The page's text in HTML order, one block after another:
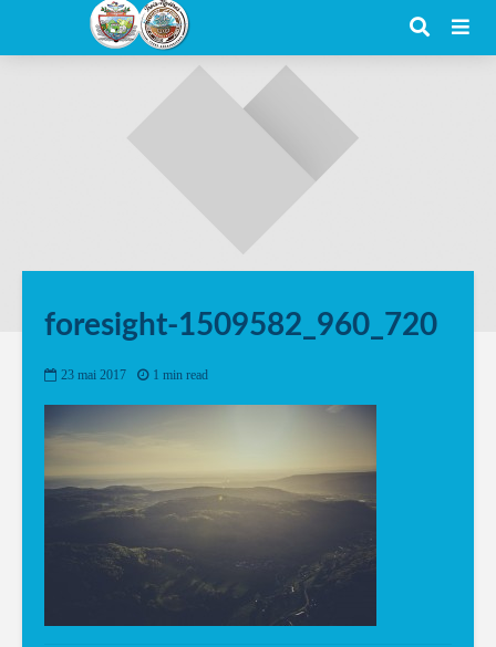
foresight-1509582_960_720
23 mai 2017 1 min read